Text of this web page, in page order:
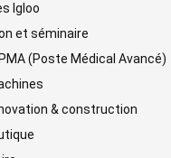
Igloo
et séminaire
(Poste Médical Avancé)
& construction